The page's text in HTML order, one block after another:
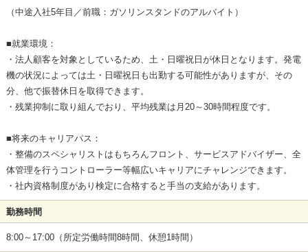
（中途入社5年目／前職：ガソリンスタンドのアルバイト）
■就業環境：
・法人顧客を対象としているため、土・日曜祝日が休日となります。発電
機の状況によっては土・日曜祝日も出勤する可能性がありますが、その
分、他で振替休日を取得できます。
・残業抑制に取り組んでおり、平均残業は月20～30時間程度です。
■将来のキャリアパス：
・整備のスペシャリストはもちろんフロント、サービスアドバイザー、全
体管理を行うコントローラー等幅広いキャリアにチャレンジできます。
・社内資格制度があり検定に合格すると手当の支給があります。
勤務時間
8:00～17:00（所定労働時間8時間、休憩1時間）